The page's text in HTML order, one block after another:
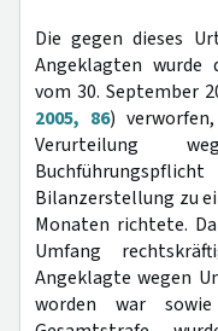
Die gegen dieses
Angeklagten wurde
vom 30. September
2005, 86)
Verurteilung
Bilanzerstellung zu
Monaten richtete.
Umfang
Angeklagte wegen
worden war